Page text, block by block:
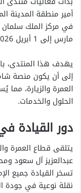
أمير منطقة المدينة
مارس إلى 1 أبريل 2026.
يهدف هذا المنتدى،
إلى أن يكون منصة
العمرة والزيارة،
الحلول والخدمات.
دور القيادة
يتلقى قطاع العمرة
عبدالعزيز آل سعود
تسخر القيادة جميع
نقلة نوعية في جودة